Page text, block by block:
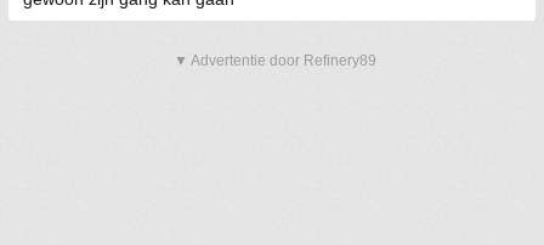
▼ Advertentie door Refinery89